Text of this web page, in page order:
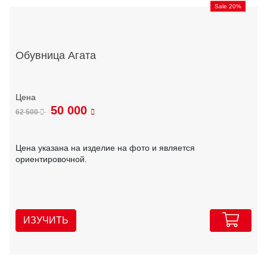
Sale 20%
Обувница Агата
62 500 50 000
Цена указана на изделие на фото и является
ориентировочной.
ИЗУЧИТЬ